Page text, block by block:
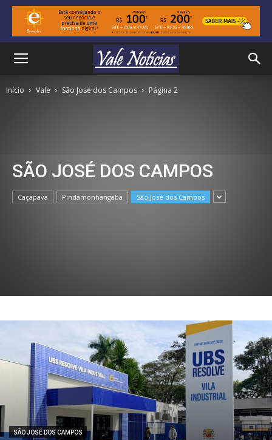
Início Vale São José dos Campos Página 2
SÃO JOSÉ DOS CAMPOS
Caçapava Pindamonhangaba São José dos Campos
SÃO JOSÉ DOS CAMPOS